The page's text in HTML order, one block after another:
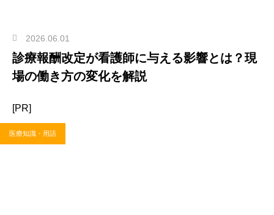
2026.06.01
診療報酬改定が看護師に与える影響とは？現
場の働き方の変化を解説
[PR]
医療知識・用語